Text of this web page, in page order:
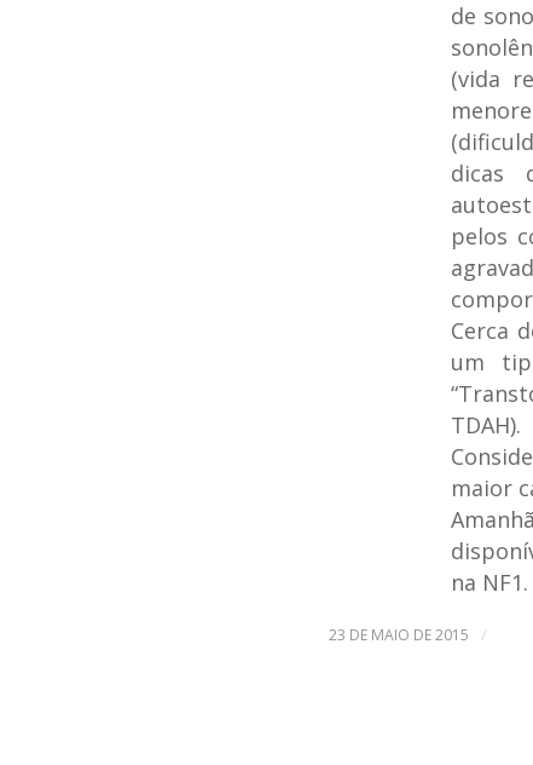
de
(vida
dicas
pelos
Cerca
um
TDAH).
maior
na NF1.
23 DE MAIO DE 2015 /